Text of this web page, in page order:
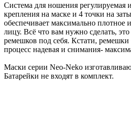
Система для ношения регулируемая
крепления на маске и 4 точки на
обеспечивает максимально плотное
лицу. Всё что вам нужно сделать,
ремешков под себя. Кстати, ремешки
процесс надевая и снимания-
Маски серии Neo-Neko
Батарейки не входят в комплект.